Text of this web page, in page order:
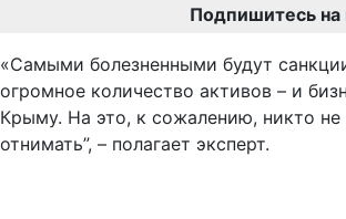
Подпишитесь на
«Самыми болезненными будут
огромное количество активов – и
Крыму. На это, к сожалению, никто не
отнимать”, – полагает эксперт.